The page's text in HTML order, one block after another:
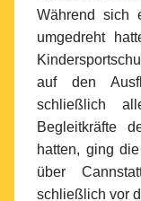
Während sich
umgedreht
auf den
schließlich
Begleitkräfte
hatten, ging
über
schließlich vor